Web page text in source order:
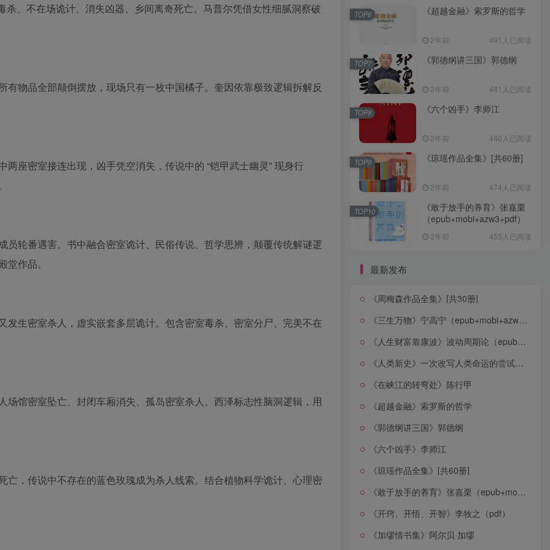
杀、不在场诡计、消失凶器、乡间离奇死亡。马普尔凭借女性细腻洞察破
物品全部颠倒摆放，现场只有一枚中国橘子。奎因依靠极致逻辑拆解反
座密室接连出现，凶手凭空消失，传说中的 “铠甲武士幽灵” 现身行
轮番遇害。书中融合密室诡计、民俗传说、哲学思辨，颠覆传统解谜逻
作品。
生密室杀人，虚实嵌套多层诡计。包含密室毒杀、密室分尸、完美不在
馆密室坠亡、封闭车厢消失、孤岛密室杀人。西泽标志性脑洞逻辑，用
，传说中不存在的蓝色玫瑰成为杀人线索。结合植物科学诡计、心理密
《超越金融》索罗斯的哲学
2年前 491人已阅读
TOP6
《郭德纲讲三国》郭德纲
2年前 481人已阅读
TOP7
《六个凶手》李师江
2年前 480人已阅读
TOP8
《琼瑶作品全集》[共60册]
2年前 474人已阅读
TOP9
《敢于放手的养育》张嘉栗
（epub+mobi+azw3+pdf）
2年前 455人已阅读
TOP10
最新发布
《周梅森作品全集》[共30册]
《三生万物》宁高宁（epub+mobi+azw3+pdf）
《人生财富靠康波》波动周期论（epub+mobi+azw3+pdf）
《人类新史》一次改写人类命运的尝试（epub+mobi+azw3+pdf）
《在峡江的转弯处》陈行甲
《超越金融》索罗斯的哲学
《郭德纲讲三国》郭德纲
《六个凶手》李师江
《琼瑶作品全集》[共60册]
《敢于放手的养育》张嘉栗（epub+mobi+azw3+pdf）
《开窍、开悟、开智》李牧之（pdf）
《加缪情书集》阿尔贝·加缪